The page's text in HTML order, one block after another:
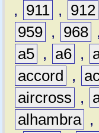
,
911 , 912
959 , 968 ,
a5 , a6 ,
accord
,
aircross
,
alhambra ,